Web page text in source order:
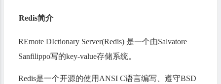
Redis简介
REmote DIctionary Server(Redis) 是一个由Salvatore
Sanfilippo写的key-value存储系统。
Redis是一个开源的使用ANSI C语言编写、遵守BSD